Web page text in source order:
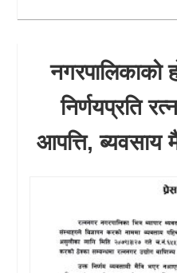
नगरपालिकाको
निर्णयप्रति
आपत्ति, ब्यवसाय